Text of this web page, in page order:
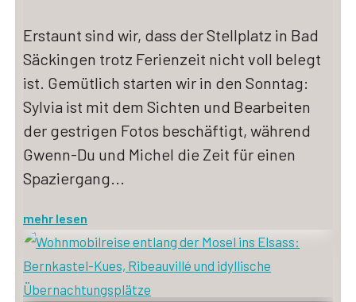
Erstaunt sind wir, dass der Stellplatz in Bad
Säckingen trotz Ferienzeit nicht voll belegt
ist. Gemütlich starten wir in den Sonntag:
Sylvia ist mit dem Sichten und Bearbeiten
der gestrigen Fotos beschäftigt, während
Gwenn-Du und Michel die Zeit für einen
Spaziergang...
mehr lesen